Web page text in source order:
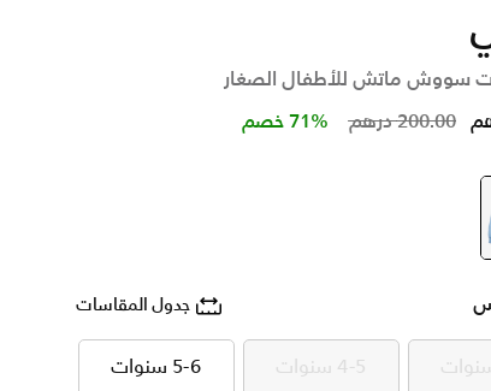
سووش ماتش للأطفال الصغار
Price reduced from
200.00 درهم to 71% خصم
جدول المقاسات
3-4 سنوات 4-5 سنوات 4-5 سنوات 5-6 سنوات 5-6 سنوات